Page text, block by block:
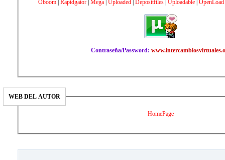
Oboom Rapidgator Mega Uploaded Depositfiles Uploadable OpenLoad
Contraseña/Password:
WEB DEL AUTOR
HomePage